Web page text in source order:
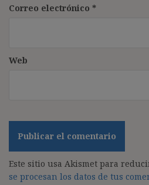
Correo electrónico *
Web
Este sitio usa Akismet para
se procesan los datos de tus